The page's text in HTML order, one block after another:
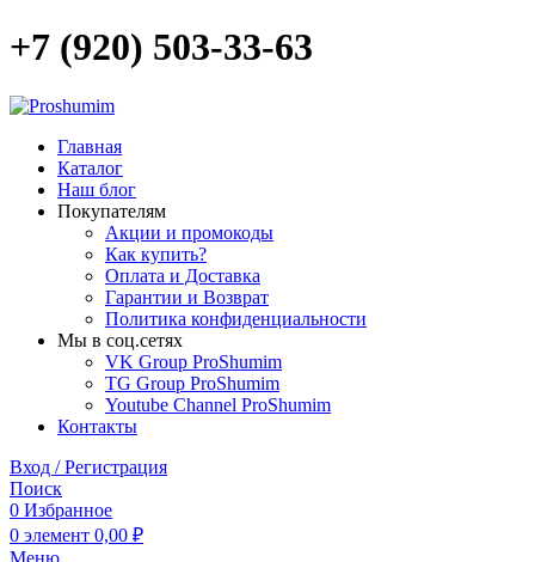
+7 (920) 503-33-63
Главная
Каталог
Наш блог
Покупателям
Акции и промокоды
Как купить?
Оплата и Доставка
Гарантии и Возврат
Политика конфиденциальности
Мы в соц.сетях
VK Group ProShumim
TG Group ProShumim
Youtube Channel ProShumim
Контакты
Вход / Регистрация
Поиск
0 Избранное
0 элемент 0,00 ₽
Меню